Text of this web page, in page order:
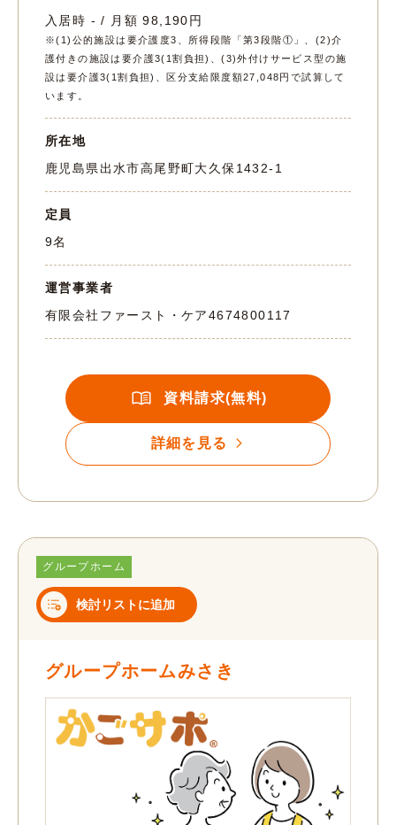
入居時 - / 月額 98,190円
※(1)公的施設は要介護度3、所得段階「第3段階①」、(2)介
護付きの施設は要介護3(1割負担)、(3)外付けサービス型の施
設は要介護3(1割負担)、区分支給限度額27,048円で試算して
います。
所在地
鹿児島県出水市高尾野町大久保1432-1
定員
9名
運営事業者
有限会社ファースト・ケア4674800117
資料請求(無料)
詳細を見る
グループホーム
検討リストに追加
グループホームみさき